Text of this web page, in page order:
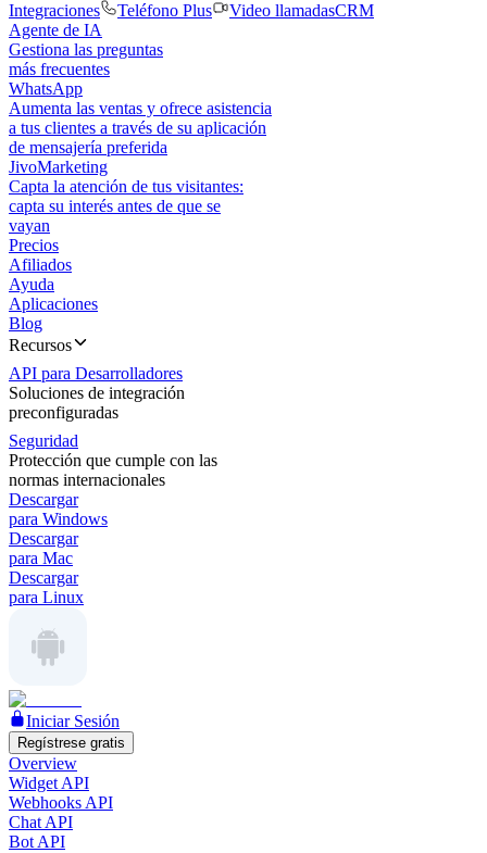
Integraciones
Teléfono Plus Video llamadasCRM
Agente de IA
Gestiona las preguntas
más frecuentes
WhatsApp
Aumenta las ventas y ofrece asistencia
a tus clientes a través de su aplicación
de mensajería preferida
JivoMarketing
Capta la atención de tus visitantes:
capta su interés antes de que se
vayan
Precios
Afiliados
Ayuda
Aplicaciones
Blog
Recursos
API para Desarrolladores
Soluciones de integración
preconfiguradas
Seguridad
Protección que cumple con las
normas internacionales
Descargar
para Windows
Descargar
para Mac
Descargar
para Linux
Iniciar Sesión
Regístrese gratis
Overview
Widget API
Webhooks API
Chat API
Bot API